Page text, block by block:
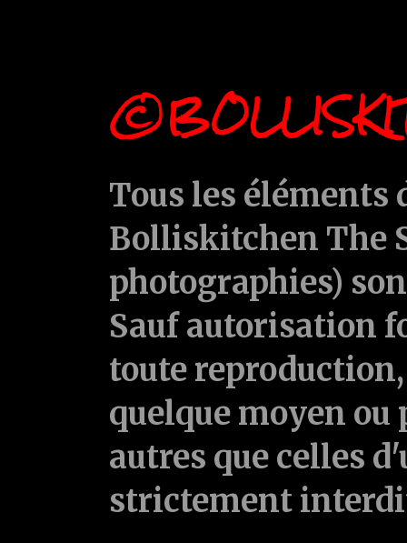
Tous les
Bolliskitchen The
photographies)
Sauf autorisation
toute
quelque moyen ou
autres que celles
strictement